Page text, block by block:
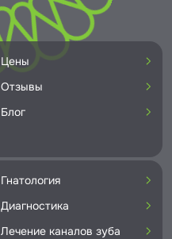
Цены
Отзывы
Блог
Гнатология
Диагностика
Лечение каналов зуба